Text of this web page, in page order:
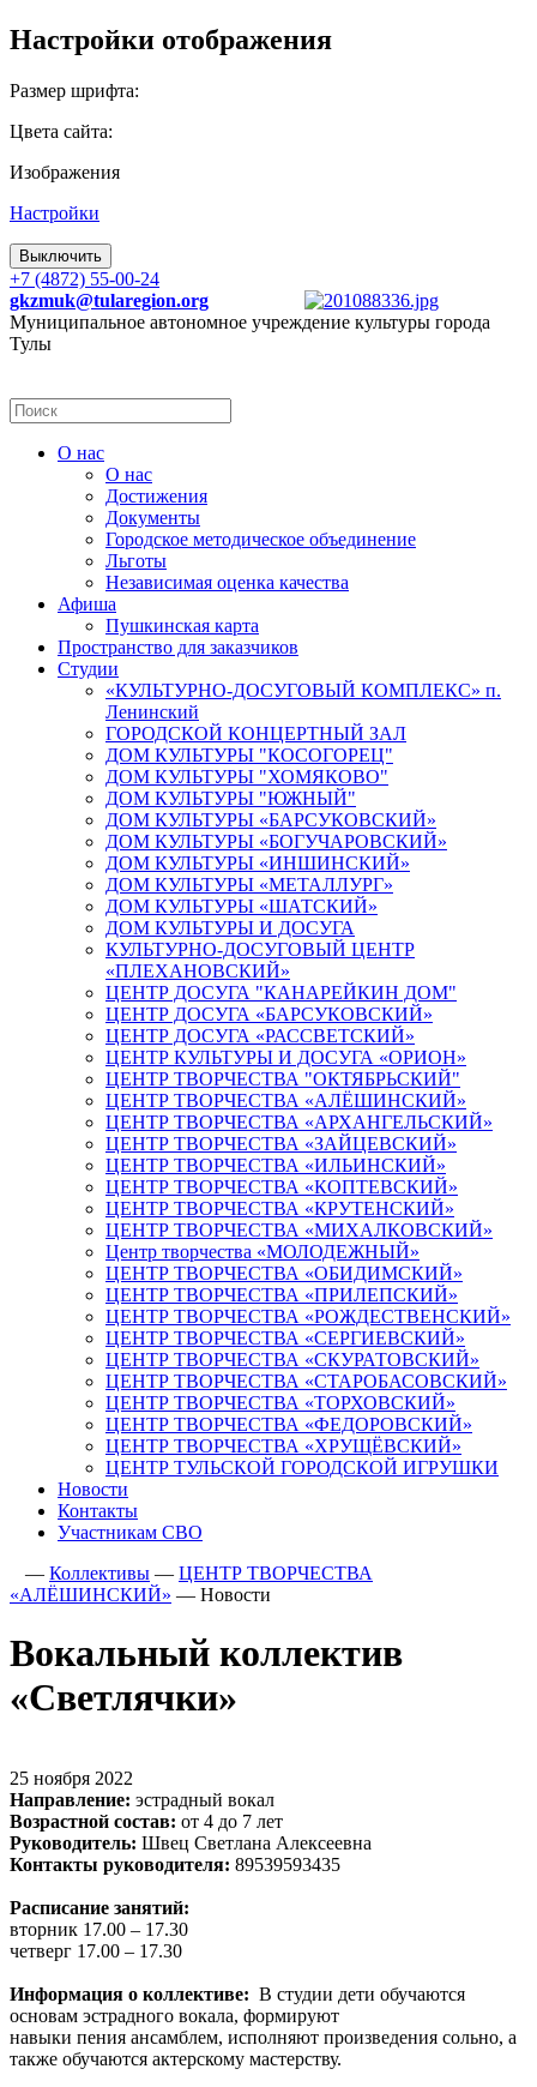
Настройки отображения
Размер шрифта:
Цвета сайта:
Изображения
Настройки
Выключить
+7 (4872) 55-00-24
gkzmuk@tularegion.org
Муниципальное автономное учреждение культуры города
Тулы
О нас
О нас
Достижения
Документы
Городское методическое объединение
Льготы
Независимая оценка качества
Афиша
Пушкинская карта
Пространство для заказчиков
Студии
«КУЛЬТУРНО-ДОСУГОВЫЙ КОМПЛЕКС» п.
Ленинский
ГОРОДСКОЙ КОНЦЕРТНЫЙ ЗАЛ
ДОМ КУЛЬТУРЫ "КОСОГОРЕЦ"
ДОМ КУЛЬТУРЫ "ХОМЯКОВО"
ДОМ КУЛЬТУРЫ "ЮЖНЫЙ"
ДОМ КУЛЬТУРЫ «БАРСУКОВСКИЙ»
ДОМ КУЛЬТУРЫ «БОГУЧАРОВСКИЙ»
ДОМ КУЛЬТУРЫ «ИНШИНСКИЙ»
ДОМ КУЛЬТУРЫ «МЕТАЛЛУРГ»
ДОМ КУЛЬТУРЫ «ШАТСКИЙ»
ДОМ КУЛЬТУРЫ И ДОСУГА
КУЛЬТУРНО-ДОСУГОВЫЙ ЦЕНТР
«ПЛЕХАНОВСКИЙ»
ЦЕНТР ДОСУГА "КАНАРЕЙКИН ДОМ"
ЦЕНТР ДОСУГА «БАРСУКОВСКИЙ»
ЦЕНТР ДОСУГА «РАССВЕТСКИЙ»
ЦЕНТР КУЛЬТУРЫ И ДОСУГА «ОРИОН»
ЦЕНТР ТВОРЧЕСТВА "ОКТЯБРЬСКИЙ"
ЦЕНТР ТВОРЧЕСТВА «АЛЁШИНСКИЙ»
ЦЕНТР ТВОРЧЕСТВА «АРХАНГЕЛЬСКИЙ»
ЦЕНТР ТВОРЧЕСТВА «ЗАЙЦЕВСКИЙ»
ЦЕНТР ТВОРЧЕСТВА «ИЛЬИНСКИЙ»
ЦЕНТР ТВОРЧЕСТВА «КОПТЕВСКИЙ»
ЦЕНТР ТВОРЧЕСТВА «КРУТЕНСКИЙ»
ЦЕНТР ТВОРЧЕСТВА «МИХАЛКОВСКИЙ»
Центр творчества «МОЛОДЕЖНЫЙ»
ЦЕНТР ТВОРЧЕСТВА «ОБИДИМСКИЙ»
ЦЕНТР ТВОРЧЕСТВА «ПРИЛЕПСКИЙ»
ЦЕНТР ТВОРЧЕСТВА «РОЖДЕСТВЕНСКИЙ»
ЦЕНТР ТВОРЧЕСТВА «СЕРГИЕВСКИЙ»
ЦЕНТР ТВОРЧЕСТВА «СКУРАТОВСКИЙ»
ЦЕНТР ТВОРЧЕСТВА «СТАРОБАСОВСКИЙ»
ЦЕНТР ТВОРЧЕСТВА «ТОРХОВСКИЙ»
ЦЕНТР ТВОРЧЕСТВА «ФЕДОРОВСКИЙ»
ЦЕНТР ТВОРЧЕСТВА «ХРУЩЁВСКИЙ»
ЦЕНТР ТУЛЬСКОЙ ГОРОДСКОЙ ИГРУШКИ
Новости
Контакты
Участникам СВО
— Коллективы — ЦЕНТР ТВОРЧЕСТВА
«АЛЁШИНСКИЙ» — Новости
Вокальный коллектив
«Светлячки»
25 ноября 2022
Направление: эстрадный вокал
Возрастной состав: от 4 до 7 лет
Руководитель: Швец Светлана Алексеевна
Контакты руководителя: 89539593435
Расписание занятий:
вторник 17.00 – 17.30
четверг 17.00 – 17.30
Информация о коллективе: В студии дети обучаются
основам эстрадного вокала, формируют
навыки пения ансамблем, исполняют произведения сольно, а
также обучаются актерскому мастерству.